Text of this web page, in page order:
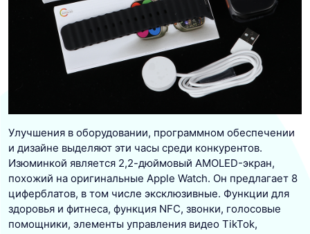
Улучшения в оборудовании, программном обеспечении
и дизайне выделяют эти часы среди конкурентов.
Изюминкой является 2,2-дюймовый AMOLED-экран,
похожий на оригинальные Apple Watch. Он предлагает 8
циферблатов, в том числе эксклюзивные. Функции для
здоровья и фитнеса, функция NFC, звонки, голосовые
помощники, элементы управления видео TikTok,